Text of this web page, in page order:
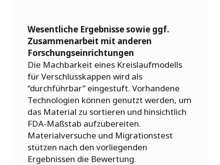
Wesentliche Ergebnisse sowie ggf.
Zusammenarbeit mit anderen
Forschungseinrichtungen
Die Machbarkeit eines Kreislaufmodells
für Verschlusskappen wird als
“durchführbar” eingestuft. Vorhandene
Technologien können genutzt werden, um
das Material zu sortieren und hinsichtlich
FDA-Maßstab aufzubereiten.
Materialversuche und Migrationstest
stützen nach den vorliegenden
Ergebnissen die Bewertung.